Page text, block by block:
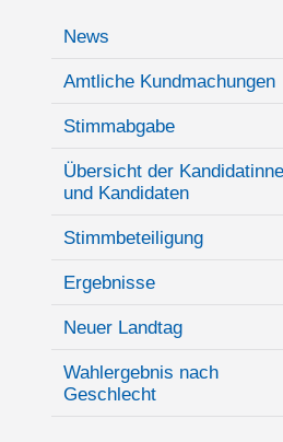
News
Amtliche Kundmachungen
Stimmabgabe
Übersicht der
und Kandidaten
Stimmbeteiligung
Ergebnisse
Neuer Landtag
Wahlergebnis nach
Geschlecht